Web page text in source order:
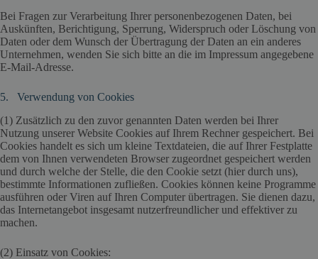
Bei Fragen zur Verarbeitung Ihrer personenbezogenen Daten, bei
Auskünften, Berichtigung, Sperrung, Widerspruch oder Löschung von
Daten oder dem Wunsch der Übertragung der Daten an ein anderes
Unternehmen, wenden Sie sich bitte an die im Impressum angegebene
E-Mail-Adresse.
5. Verwendung von Cookies
(1) Zusätzlich zu den zuvor genannten Daten werden bei Ihrer
Nutzung unserer Website Cookies auf Ihrem Rechner gespeichert. Bei
Cookies handelt es sich um kleine Textdateien, die auf Ihrer Festplatte
dem von Ihnen verwendeten Browser zugeordnet gespeichert werden
und durch welche der Stelle, die den Cookie setzt (hier durch uns),
bestimmte Informationen zufließen. Cookies können keine Programme
ausführen oder Viren auf Ihren Computer übertragen. Sie dienen dazu,
das Internetangebot insgesamt nutzerfreundlicher und effektiver zu
machen.
(2) Einsatz von Cookies: